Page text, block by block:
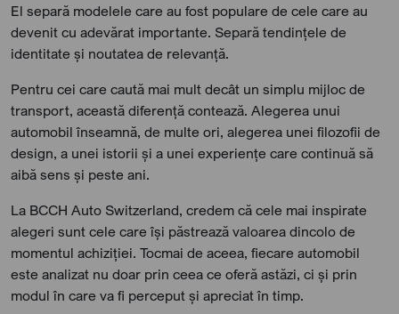
El separă modelele care au fost populare de cele care au
devenit cu adevărat importante. Separă tendințele de
identitate și noutatea de relevanță.
Pentru cei care caută mai mult decât un simplu mijloc de
transport, această diferență contează. Alegerea unui
automobil înseamnă, de multe ori, alegerea unei filozofii de
design, a unei istorii și a unei experiențe care continuă să
aibă sens și peste ani.
La BCCH Auto Switzerland, credem că cele mai inspirate
alegeri sunt cele care își păstrează valoarea dincolo de
momentul achiziției. Tocmai de aceea, fiecare automobil
este analizat nu doar prin ceea ce oferă astăzi, ci și prin
modul în care va fi perceput și apreciat în timp.